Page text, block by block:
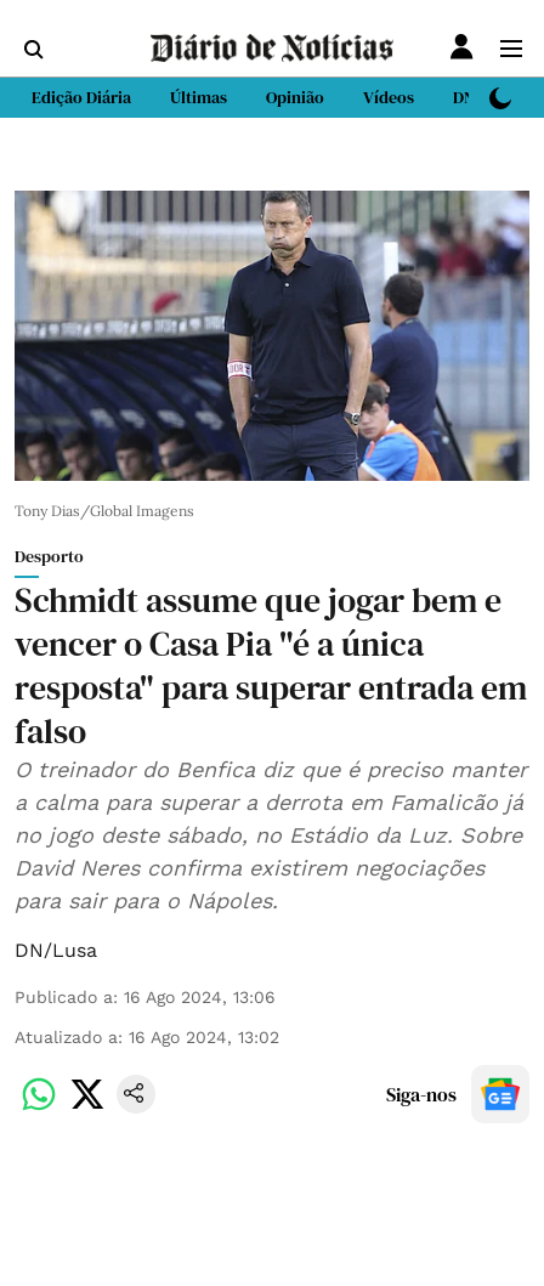
Edição Diária Últimas Opinião Vídeos DN Sport
Tony Dias/Global Imagens
Desporto
Schmidt assume que jogar bem e
vencer o Casa Pia "é a única
resposta" para superar entrada em
falso
O treinador do Benfica diz que é preciso manter
a calma para superar a derrota em Famalicão já
no jogo deste sábado, no Estádio da Luz. Sobre
David Neres confirma existirem negociações
para sair para o Nápoles.
DN/Lusa
Publicado a: 16 Ago 2024, 13:06
Atualizado a: 16 Ago 2024, 13:02
Siga-nos